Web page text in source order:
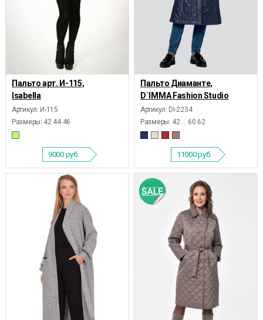
Пальто арт. И-115,
Isabella
Артикул: И-115
Размеры: 42 44 46
9000 руб.
Пальто Диаманте,
D`IMMA Fashion Studio
Артикул: DI-2234
Размеры: 42 ... 60 62
11000руб.